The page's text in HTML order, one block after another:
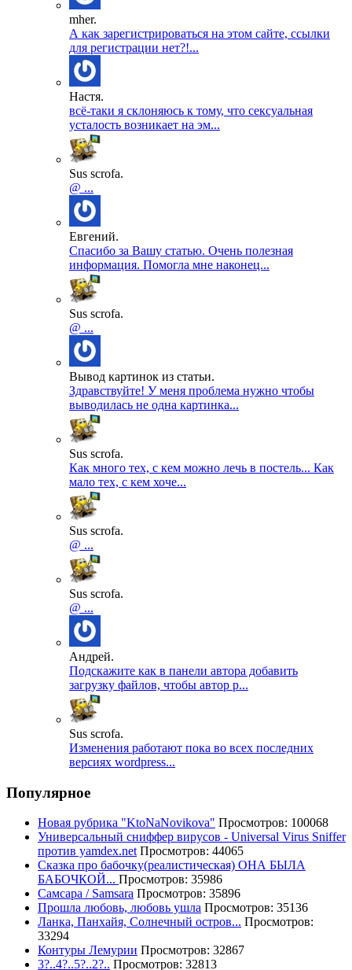
mher.
А как зарегистрироваться на этом сайте, ссылки
для регистрации нет?!...
Настя.
всё-таки я склоняюсь к тому, что сексуальная
усталость возникает на эм...
Sus scrofa.
@ ...
Евгений.
Спасибо за Вашу статью. Очень полезная
информация. Помогла мне наконец...
Sus scrofa.
@ ...
Вывод картинок из статьи.
Здравствуйте! У меня проблема нужно чтобы
выводилась не одна картинка...
Sus scrofa.
Как много тех, с кем можно лечь в постель... Как
мало тех, с кем хоче...
Sus scrofa.
@ ...
Sus scrofa.
@ ...
Андрей.
Подскажите как в панели автора добавить
загрузку файлов, чтобы автор р...
Sus scrofa.
Изменения работают пока во всех последних
версиях wordpress...
Популярное
Новая рубрика "KtoNaNovikova" Просмотров: 100068
Универсальный сниффер вирусов - Universal Virus Sniffer
против yamdex.net Просмотров: 44065
Сказка про бабочку(реалистическая) ОНА БЫЛА
БАБОЧКОЙ... Просмотров: 35986
Самсара / Samsara Просмотров: 35896
Прошла любовь, любовь ушла Просмотров: 35136
Ланка, Панхайя, Солнечный остров... Просмотров:
33294
Контуры Лемурии Просмотров: 32867
3?..4?..5?..2?.. Просмотров: 32813